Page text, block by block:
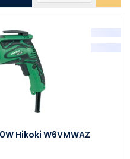
Hikoki W6VMWAZ